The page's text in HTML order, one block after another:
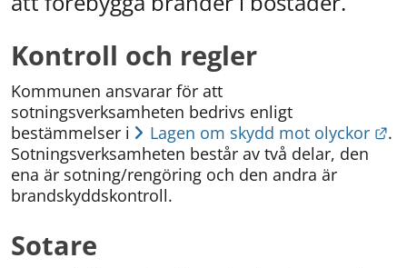
Kontroll och regler
Kommunen ansvarar för att
sotningsverksamheten bedrivs enligt
bestämmelser i
Lagen om skydd mot olyckor
.
Sotningsverksamheten består av två delar, den
ena är sotning/rengöring och den andra är
brandskyddskontroll.
Sotare